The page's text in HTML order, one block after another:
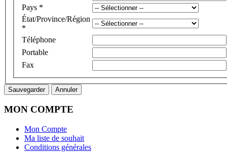
Pays *
État/Province/Région
*
Téléphone
Portable
Fax
Sauvegarder Annuler
MON COMPTE
Mon Compte
Ma liste de souhait
Conditions générales